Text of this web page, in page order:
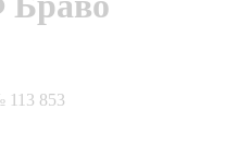
113 853